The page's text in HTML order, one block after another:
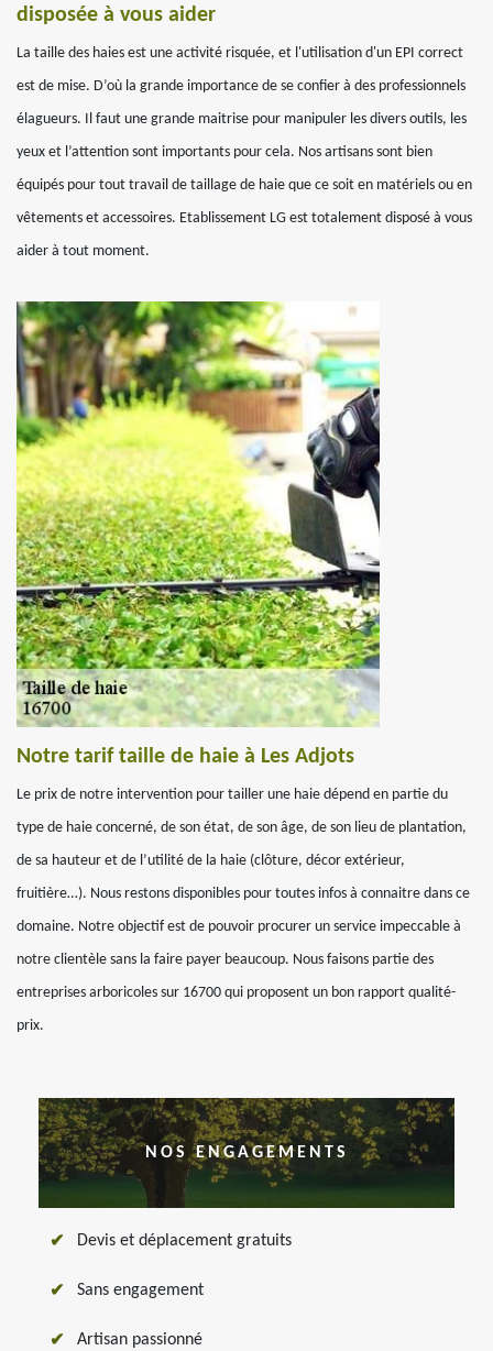
disposée à vous aider
La taille des haies est une activité risquée, et l'utilisation d'un EPI correct
est de mise. D’où la grande importance de se confier à des professionnels
élagueurs. Il faut une grande maitrise pour manipuler les divers outils, les
yeux et l’attention sont importants pour cela. Nos artisans sont bien
équipés pour tout travail de taillage de haie que ce soit en matériels ou en
vêtements et accessoires. Etablissement LG est totalement disposé à vous
aider à tout moment.
Notre tarif taille de haie à Les Adjots
Le prix de notre intervention pour tailler une haie dépend en partie du
type de haie concerné, de son état, de son âge, de son lieu de plantation,
de sa hauteur et de l’utilité de la haie (clôture, décor extérieur,
fruitière…). Nous restons disponibles pour toutes infos à connaitre dans ce
domaine. Notre objectif est de pouvoir procurer un service impeccable à
notre clientèle sans la faire payer beaucoup. Nous faisons partie des
entreprises arboricoles sur 16700 qui proposent un bon rapport qualité-
prix.
NOS ENGAGEMENTS
Devis et déplacement gratuits
Sans engagement
Artisan passionné